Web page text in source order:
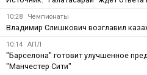
10:28 Чемпионаты
Владимир Слишкович возглавил
10:14 АПЛ
"Барселона" готовит улучшенное
"Манчестер Сити"